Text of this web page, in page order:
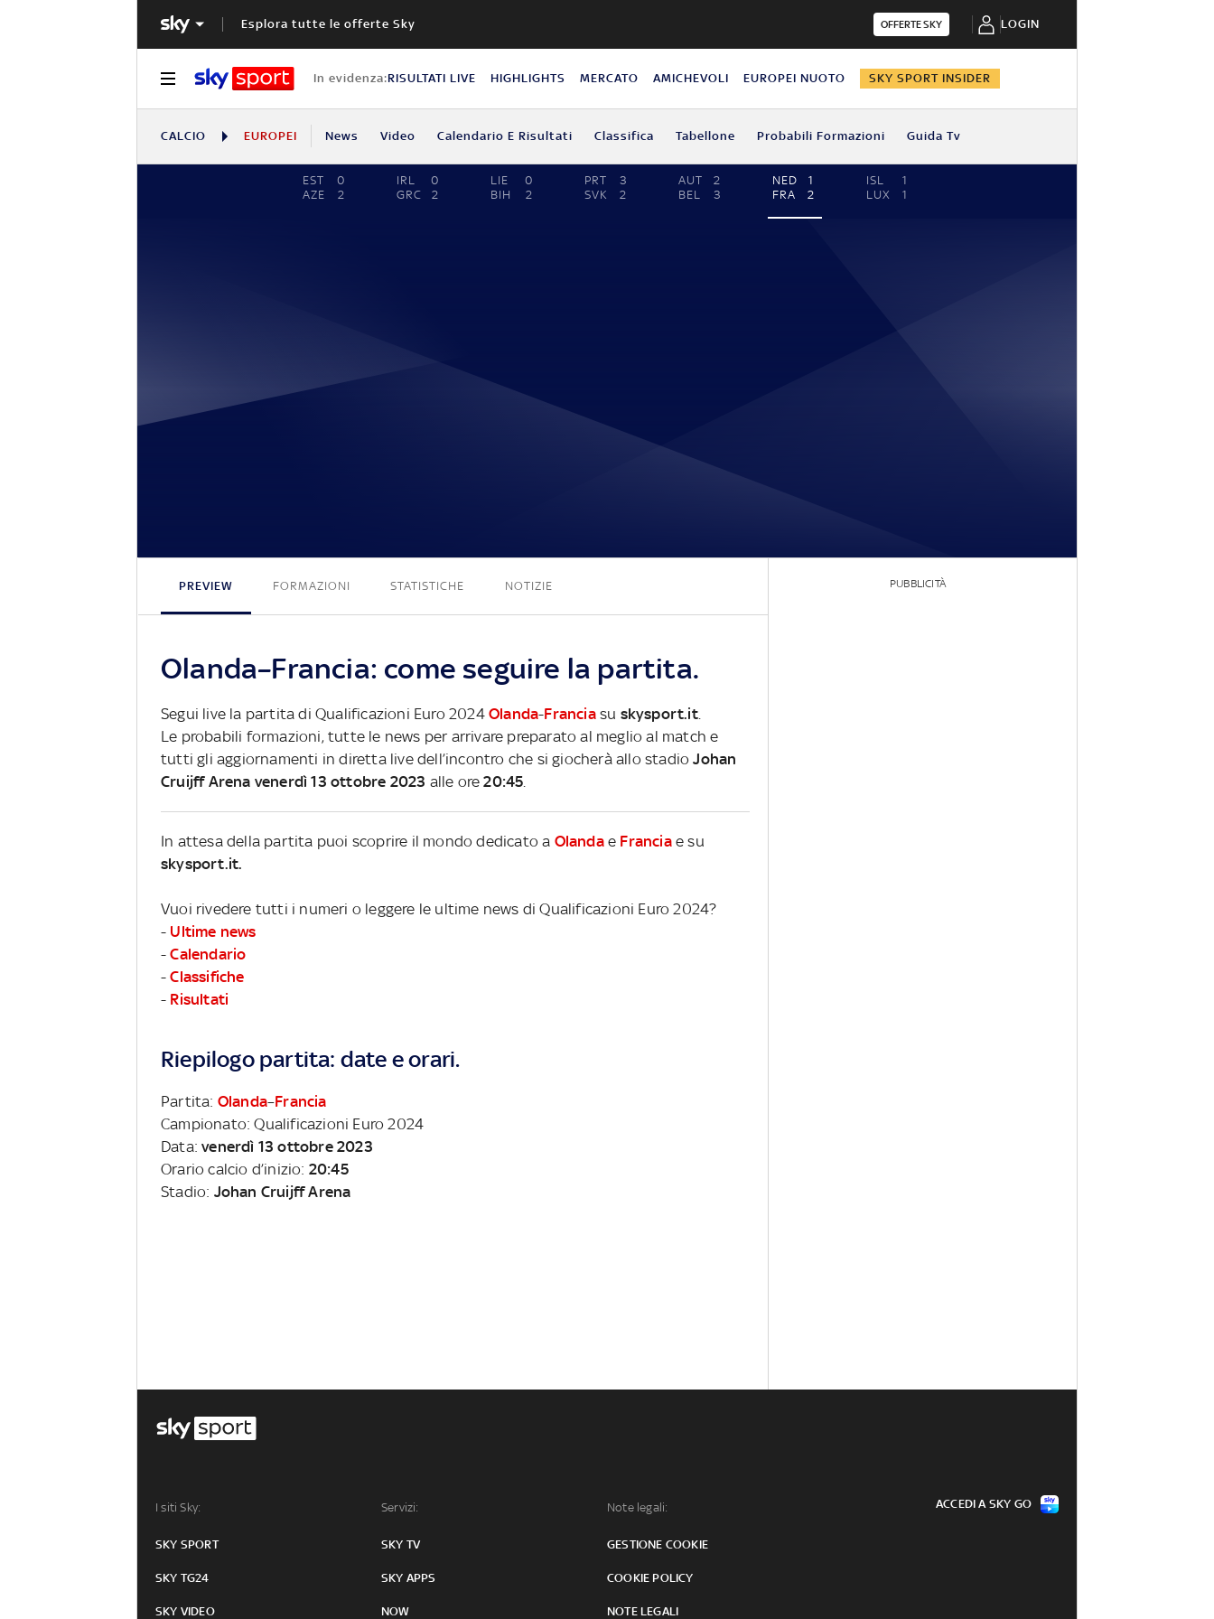
Esplora tutte le offerte Sky OFFERTE SKY LOGIN
In evidenza:RISULTATI LIVE HIGHLIGHTS MERCATO AMICHEVOLI EUROPEI NUOTO SKY SPORT INSIDER
CALCIO EUROPEI News Video Calendario E Risultati Classifica Tabellone Probabili Formazioni Guida Tv
EST
0
AZE
2
IRL
0
GRC
2
LIE
0
BIH
2
PRT
3
SVK
2
AUT
2
BEL
3
NED
1
FRA
2
ISL
1
LUX
1
PREVIEW FORMAZIONI STATISTICHE NOTIZIE
Olanda–Francia: come seguire la partita.
Segui live la partita di Qualificazioni Euro 2024 Olanda-Franciasu skysport.it.
Le probabili formazioni, tutte le news per arrivare preparato al meglio al match e
tutti gli aggiornamenti in diretta live dell’incontro che si giocherà allo stadioJohan
Cruijff Arena venerdì 13 ottobre 2023 alle ore20:45
In attesa della partita puoi scoprire il mondo dedicato a Olandae Franciae su
skysport.it.
Vuoi rivedere tutti i numeri o leggere le ultime news di Qualificazioni Euro 2024?
- Ultime news
-Calendario
-Classifiche
- Risultati
Riepilogo partita: date e orari.
Partita: Olanda–Francia
Campionato: Qualificazioni Euro 2024
Data:venerdì 13 ottobre 2023
Orario calcio d’inizio: 20:45
Stadio: Johan Cruijff Arena
PUBBLICITÀ
I siti Sky:
SKY SPORT
SKY TG24
SKY VIDEO
Servizi:
SKY TV
SKY APPS
NOW
Note legali:
GESTIONE COOKIE
COOKIE POLICY
NOTE LEGALI
ACCEDI A SKY GO